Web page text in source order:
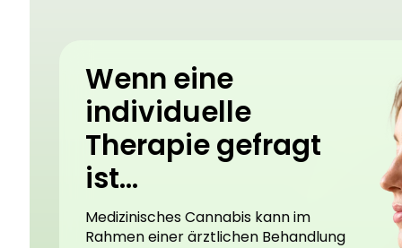
Wenn eine
individuelle
Therapie gefragt
ist...
Medizinisches Cannabis kann im
Rahmen einer ärztlichen Behandlung